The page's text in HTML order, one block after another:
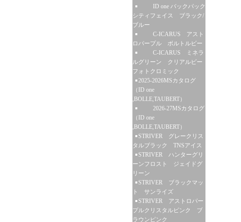
ID one バックパック
シティフェイス ブラック/
ブルー
C-ICARUS アスト
ロパープル ボルトルビー
C-ICARUS ミネラ
ルグリーン クリアルビー
フォトクロミック
2025-2026MSカタログ
（ID one
,BOLLE,TAUBERT）
2026-27MSカタログ
（ID one
,BOLLE,TAUBERT）
STRIVER グレークリス
タルブラック TNSアイス
STRIVER ハンターグリ
ーンフロスト ジェイドグ
リーン
STRIVER ブラックマッ
ト サンライズ
STRIVER アストロパー
プルクリスタルピンク ブ
ラウンピンク